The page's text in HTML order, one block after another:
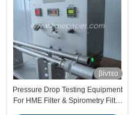
βίντεο
Pressure Drop Testing Equipment
For HME Filter & Spirometry Filter